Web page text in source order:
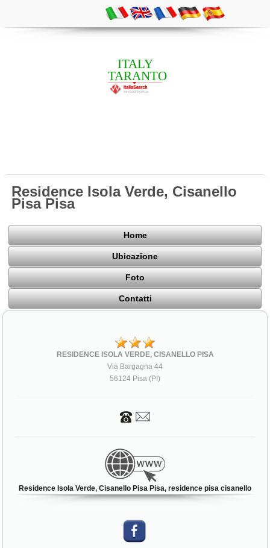
ITALY
TARANTO
Residence Isola Verde, Cisanello
Pisa Pisa
Home
Ubicazione
Foto
Contatti
RESIDENCE ISOLA VERDE, CISANELLO PISA
Via Bargagna 44
56124 Pisa (PI)
Residence Isola Verde, Cisanello Pisa Pisa, residence pisa cisanello